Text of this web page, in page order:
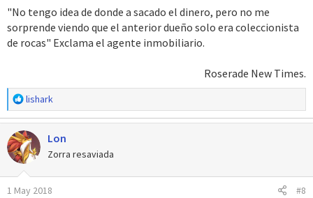
"No tengo idea de donde a sacado el dinero, pero no me
sorprende viendo que el anterior dueño solo era coleccionista
de rocas" Exclama el agente inmobiliario.
Roserade New Times.​
R
e
a
c
c
i
o
n
lishark
Lon
Zorra resaviada
1 May 2018 #8